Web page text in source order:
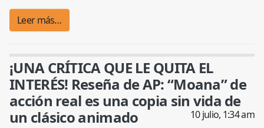
Leer más…
¡UNA CRÍTICA QUE LE QUITA EL
INTERÉS! Reseña de AP: “Moana” de
acción real es una copia sin vida de
un clásico animado
10 julio, 1:34 am